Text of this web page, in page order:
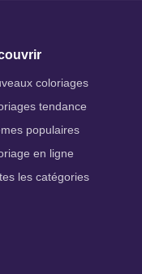
coloriages
tendance
populaires
en ligne
les catégories